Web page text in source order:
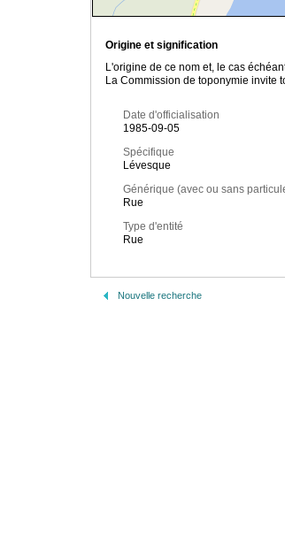
Origine et signification
L'origine de ce nom et, le cas
La Commission de toponymie invite
Date d'officialisation
1985-09-05
Spécifique
Lévesque
Générique (avec ou sans
Rue
Type d'entité
Rue
Nouvelle recherche